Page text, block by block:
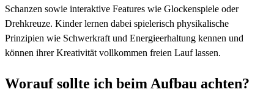
Schanzen sowie interaktive Features wie Glockenspiele oder
Drehkreuze. Kinder lernen dabei spielerisch physikalische
Prinzipien wie Schwerkraft und Energieerhaltung kennen und
können ihrer Kreativität vollkommen freien Lauf lassen.
Worauf sollte ich beim Aufbau achten?